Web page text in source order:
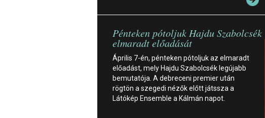
Pénteken pótoljuk Hajdu Szabolcsék
elmaradt előadását
Április 7-én, pénteken pótoljuk az elmaradt
előadást, mely Hajdu Szabolcsék legújabb
bemutatója. A debreceni premier után
rögtön a szegedi nézők előtt játssza a
Látókép Ensemble a Kálmán napot.